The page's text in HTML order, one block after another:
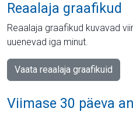
Reaalaja graafikud
Reaalaja graafikud kuvavad
uuenevad iga minut.
Vaata reaalaja graafikuid
Viimase 30 päeva